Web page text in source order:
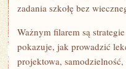
zadania szkołę bez
Ważnym filarem są
pokazuje, jak prowadzić
projektowa,